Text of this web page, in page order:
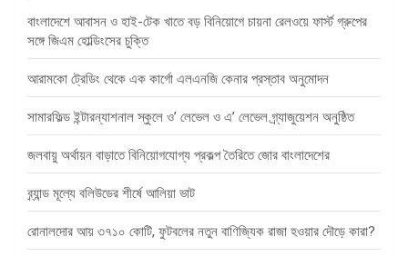
বাংলাদেশে আবাসন ও হাই-টেক খাতে বড় বিনিয়োগে চায়না রেলওয়ে ফার্স্ট গ্রুপের
সঙ্গে জিএম হোল্ডিংসের চুক্তি
আরামকো ট্রেডিং থেকে এক কার্গো এলএনজি কেনার প্রস্তাব অনুমোদন
সামারফিল্ড ইন্টারন্যাশনাল স্কুলে ও’ লেভেল ও এ’ লেভেল গ্র্যাজুয়েশন অনুষ্ঠিত
জলবায়ু অর্থায়ন বাড়াতে বিনিয়োগযোগ্য প্রকল্প তৈরিতে জোর বাংলাদেশের
ব্র্যান্ড মূল্যে বলিউডের শীর্ষে আলিয়া ভাট
রোনালদোর আয় ৩৭১০ কোটি, ফুটবলের নতুন বাণিজ্যিক রাজা হওয়ার দৌড়ে কারা?